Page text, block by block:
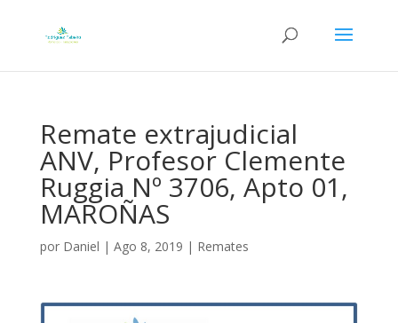
Remate extrajudicial
ANV, Profesor Clemente
Ruggia Nº 3706, Apto 01,
MAROÑAS
por Daniel | Ago 8, 2019 | Remates